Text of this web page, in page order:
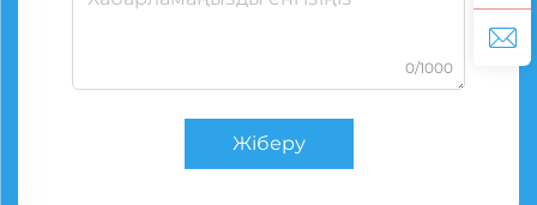
0/1000
Жіберу